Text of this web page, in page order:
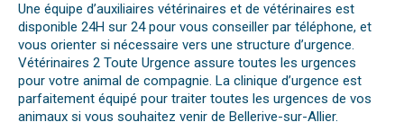
Une équipe d’auxiliaires vétérinaires et de vétérinaires est
disponible 24H sur 24 pour vous conseiller par téléphone, et
vous orienter si nécessaire vers une structure d’urgence.
Vétérinaires 2 Toute Urgence assure toutes les urgences
pour votre animal de compagnie. La clinique d’urgence est
parfaitement équipé pour traiter toutes les urgences de vos
animaux si vous souhaitez venir de Bellerive-sur-Allier.